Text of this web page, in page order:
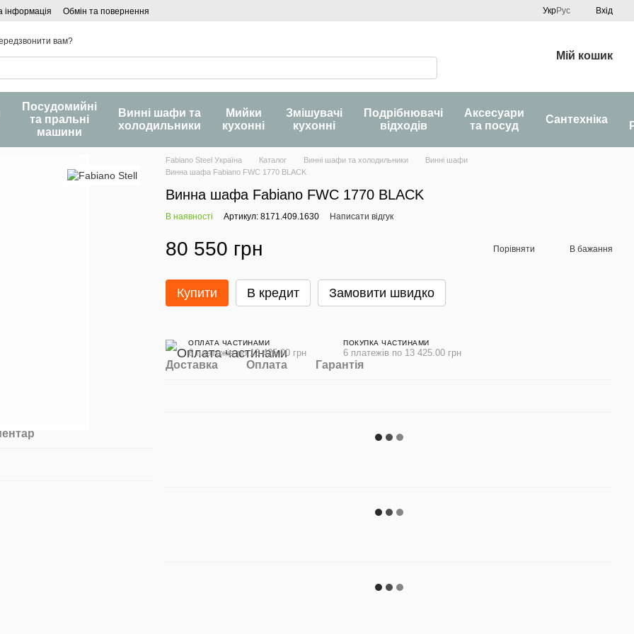
інформація Обмін та повернення УкрРус Вхід
вам?
Мій кошик
Посудомийні
та пральні
машини
Винні шафи та
холодильники
Мийки
кухонні
Змішувачі
кухонні
Подрібнювачі
відходів
Аксесуари
та посуд
Сантехніка
Fabiano Steel Україна Каталог Винні шафи та холодильники
Винні шафи
Винна шафа Fabiano FWC 1770 BLACK
Винна шафа Fabiano FWC 1770 BLACK
В наявності Артикул: 8171.409.1630 Написати відгук
80 550 грн Порівняти В бажання
Купити В кредит Замовити швидко
ОПЛАТА ЧАСТИНАМИ
6 платежів по 13 425.00 грн
ПОКУПКА ЧАСТИНАМИ
6 платежів по 13 425.00 грн
Доставка Оплата Гарантія